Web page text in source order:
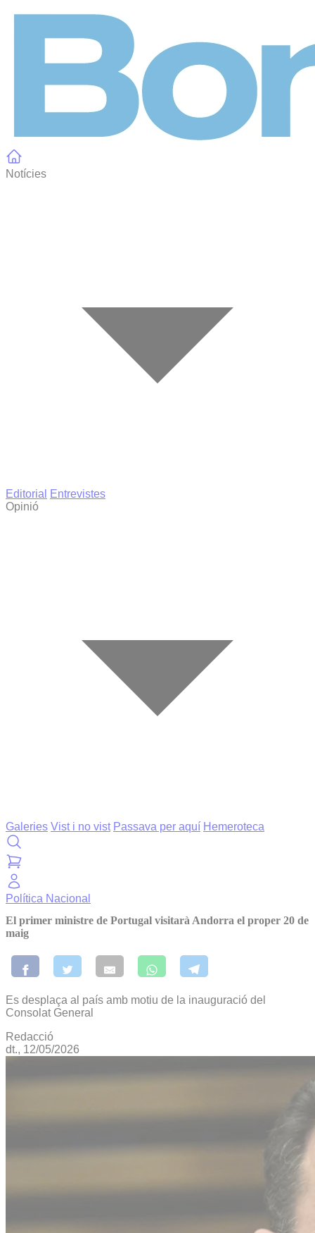
Notícies
Editorial
Entrevistes
Opinió
Galeries Vist i no vist Passava per aquí Hemeroteca
Política Nacional
El primer ministre de Portugal visitarà Andorra el proper 20 de
maig
Es desplaça al país amb motiu de la inauguració del
Consolat General
Redacció
dt., 12/05/2026